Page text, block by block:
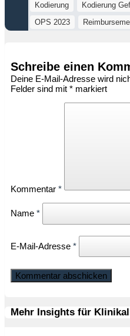
Kodierung
Kodierung
OPS 2023
Schreibe einen
Deine E-Mail-Adresse wird
Felder sind mit * markiert
Kommentar *
Name *
E-Mail-Adresse *
Mehr Insights für